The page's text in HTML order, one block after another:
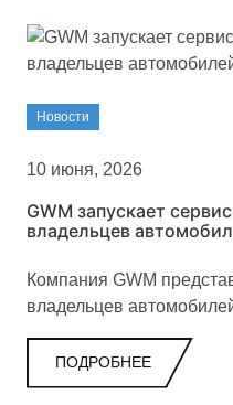
Новости
10 июня, 2026
GWM запускает
владельцев
Компания GWM
владельцев
контролировать
нештатные ситуации и
ПОДРОБНЕЕ